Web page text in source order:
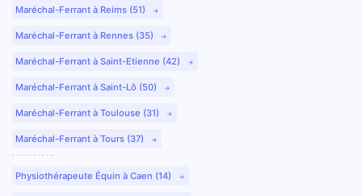
Maréchal-Ferrant à Reims (51)
Maréchal-Ferrant à Rennes (35)
Maréchal-Ferrant à Saint-Etienne (42)
Maréchal-Ferrant à Saint-Lô (50)
Maréchal-Ferrant à Toulouse (31)
Maréchal-Ferrant à Tours (37)
Physiothérapeute Équin à Caen (14)